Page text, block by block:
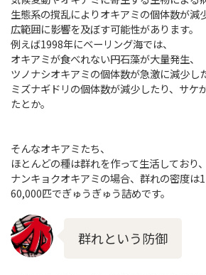
生態系の撹乱によりオキアミの個体数が減
広範囲に影響を及ぼす可能性があります。
例えば1998年にベーリング海では、
オキアミが食べれない円石藻が大量発生、
ツノナシオキアミの個体数が急激に減少し
ミズナギドリの個体数が減少したり、サケ
たとか。
そんなオキアミたち、
ほとんどの種は群れを作って生活しており、
ナンキョクオキアミの場合、群れの密度
60,000匹でぎゅうぎゅう詰めです。
群れという防御